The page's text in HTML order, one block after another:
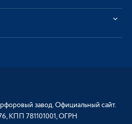
завод. Официальный сайт.
КПП 781101001, ОГРН